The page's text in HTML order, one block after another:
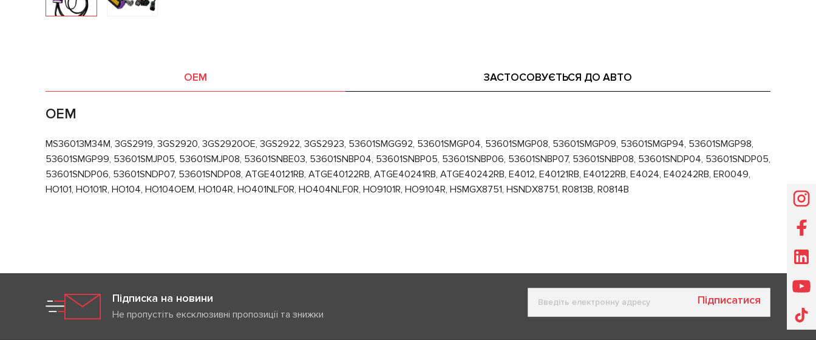
OEM ЗАСТОСОВУЄТЬСЯ ДО АВТО
OEM
MS36013M34M, 3GS2919, 3GS2920, 3GS2920OE, 3GS2922, 3GS2923, 53601SMGG92, 53601SMGP04, 53601SMGP08, 53601SMGP09, 53601SMGP94, 53601SMGP98,
53601SMGP99, 53601SMJP05, 53601SMJP08, 53601SNBE03, 53601SNBP04, 53601SNBP05, 53601SNBP06, 53601SNBP07, 53601SNBP08, 53601SNDP04, 53601SNDP05,
53601SNDP06, 53601SNDP07, 53601SNDP08, ATGE40121RB, ATGE40122RB, ATGE40241RB, ATGE40242RB, E4012, E40121RB, E40122RB, E4024, E40242RB, ER0049,
HO101, HO101R, HO104, HO104OEM, HO104R, HO401NLF0R, HO404NLF0R, HO9101R, HO9104R, HSMGX8751, HSNDX8751, R0813B, R0814B
Підписка на новини
Не пропустіть ексклюзивні пропозиції та знижки
Підписатися